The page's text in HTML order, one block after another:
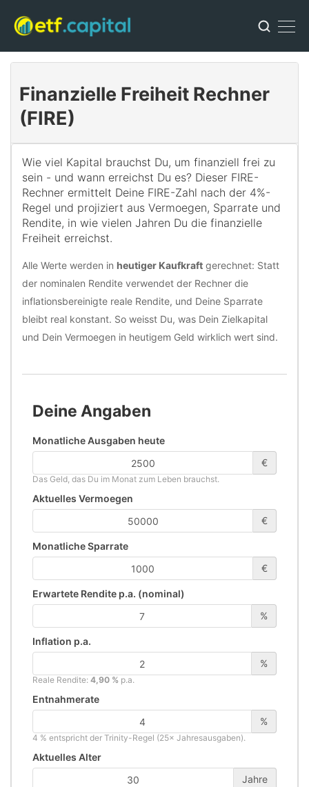
Finanzielle Freiheit Rechner
(FIRE)
Wie viel Kapital brauchst Du, um finanziell frei zu
sein - und wann erreichst Du es? Dieser FIRE-
Rechner ermittelt Deine FIRE-Zahl nach der 4%-
Regel und projiziert aus Vermoegen, Sparrate und
Rendite, in wie vielen Jahren Du die finanzielle
Freiheit erreichst.
Alle Werte werden in heutiger Kaufkraft gerechnet: Statt
der nominalen Rendite verwendet der Rechner die
inflationsbereinigte reale Rendite, und Deine Sparrate
bleibt real konstant. So weisst Du, was Dein Zielkapital
und Dein Vermoegen in heutigem Geld wirklich wert sind.
Deine Angaben
Monatliche Ausgaben heute
€
Das Geld, das Du im Monat zum Leben brauchst.
Aktuelles Vermoegen
€
Monatliche Sparrate
€
Erwartete Rendite p.a. (nominal)
%
Inflation p.a.
%
Reale Rendite: 4,90 % p.a.
Entnahmerate
%
4 % entspricht der Trinity-Regel (25× Jahresausgaben).
Aktuelles Alter
Jahre